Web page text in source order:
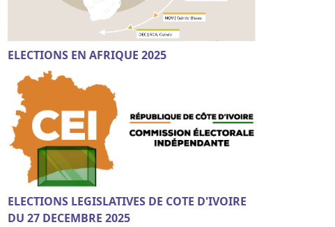
ELECTIONS EN AFRIQUE 2025
ELECTIONS LEGISLATIVES DE COTE D'IVOIRE
DU 27 DECEMBRE 2025